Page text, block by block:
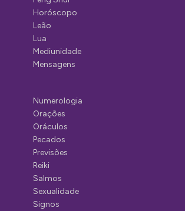
Horóscopo
Leão
Lua
Mediunidade
Mensagens
Numerologia
Orações
Oráculos
Pecados
Previsões
Reiki
Salmos
Sexualidade
Signos